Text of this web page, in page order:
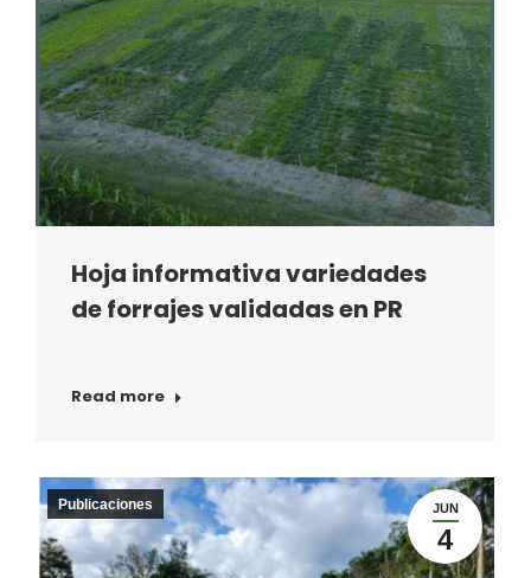
Hoja informativa variedades
de forrajes validadas en PR
Read more
JUN
4
Publicaciones